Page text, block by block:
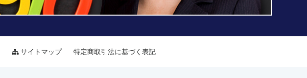
サイトマップ 特定商取引法に基づく表記